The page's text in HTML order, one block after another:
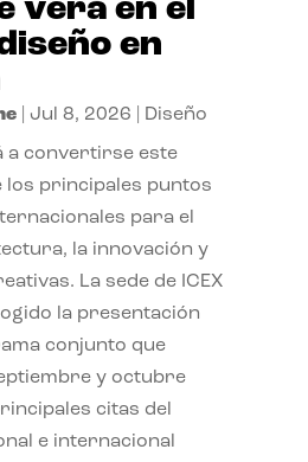
verá en el
en
| Jul 8, 2026 Diseño
a convertirse este
los principales puntos
para el
la innovación y
La sede de ICEX
la presentación
conjunto que
y octubre
citas del
e internacional